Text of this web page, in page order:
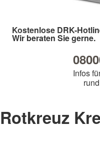
Kostenlose DRK-
Wir beraten Sie gerne.
Infos
Rotkreuz